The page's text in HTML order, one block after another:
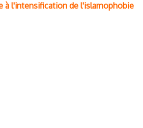
à l'intensification de l'islamophobie